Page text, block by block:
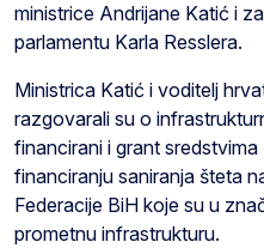
ministrice Andrijane Katić i
parlamentu Karla Resslera.
Ministrica Katić i voditelj
razgovarali su o
financirani i grant sredstvima
financiranju saniranja šteta
Federacije BiH koje su u
prometnu infrastrukturu.